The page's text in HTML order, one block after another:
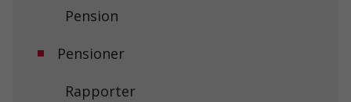
Pension
Pensioner
Rapporter